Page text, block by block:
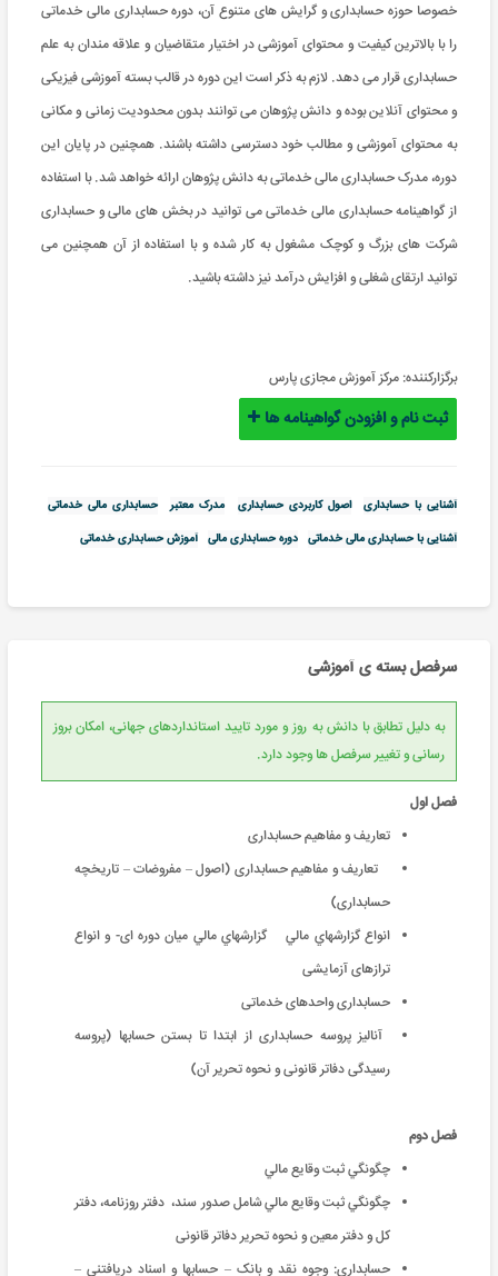
خصوصا حوزه حسابداری و گرایش های متنوع آن، دوره حسابداری مالی خدماتی
را با بالاترین کیفیت و محتوای آموزشی در اختیار متقاضیان و علاقه مندان به علم
حسابداری قرار می دهد. لازم به ذکر است این دوره در قالب بسته آموزشی فیزیکی
و محتوای آنلاین بوده و دانش پژوهان می توانند بدون محدودیت زمانی و مکانی
به محتوای آموزشی و مطالب خود دسترسی داشته باشند. همچنین در پایان این
دوره، مدرک حسابداری مالی خدماتی به دانش پژوهان ارائه خواهد شد. با استفاده
از گواهینامه حسابداری مالی خدماتی می توانید در بخش های مالی و حسابداری
شرکت های بزرگ و کوچک مشغول به کار شده و با استفاده از آن همچنین می
توانید ارتقای شغلی و افزایش درآمد نیز داشته باشید.
برگزارکننده: مرکز آموزش مجازی پارس
ثبت نام و افزودن گواهینامه ها
آشنایی با حسابداری اصول کاربردی حسابداری مدرک معتبر
حسابداری مالی خدماتی
آشنایی با حسابداری مالی خدماتی دوره حسابداری مالی آموزش حسابداری خدماتی
سرفصل بسته ی آموزشی
به دلیل تطابق با دانش به روز و مورد تایید استانداردهای جهانی، امکان بروز
رسانی و تغییر سرفصل ها وجود دارد.
فصل اول
تعاریف و مفاهيم حسابداری
تعاریف و مفاهيم حسابداری (اصول – مفروضات – تاریخچه
حسابداری)
انواع گزارشهاي مالي گزارشهاي مالي میان دوره ای- و انواع
ترازهای آزمایشی
حسابداری واحدهای خدماتی
آنالیز پروسه حسابداری از ابتدا تا بستن حسابها (پروسه
رسیدگی دفاتر قانونی و نحوه تحریر آن)
فصل دوم
چگونگي ثبت وقايع مالي
چگونگي ثبت وقايع مالي شامل صدور سند، دفتر روزنامه، دفتر
كل و دفتر معين و نحوه تحریر دفاتر قانونی
حسابداری: وجوه نقد و بانک – حسابها و اسناد دریافتنی –